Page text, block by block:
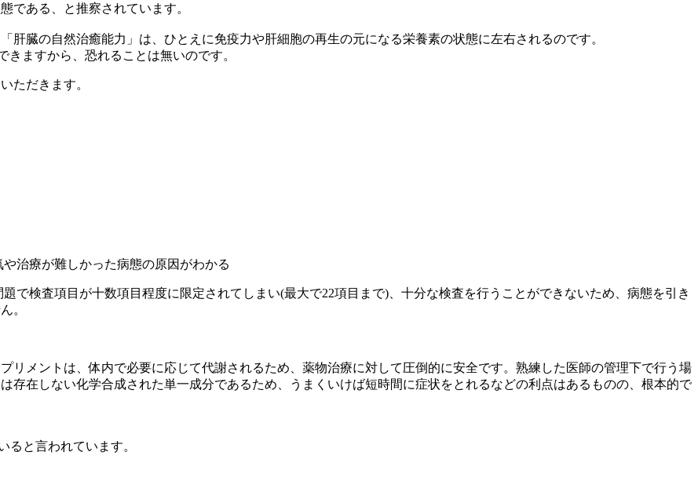
である、と推察されています。
肝臓の自然治癒能力」は、ひとえに免疫力や肝細胞の再生の元になる栄養素の状態に左右されるのです。
ますから、恐れることは無いのです。
ただきます。
治療が難しかった病態の原因がわかる
で検査項目が十数項目程度に限定されてしまい(最大で22項目まで)、十分な検査を行うことができないため、病態を引き
。
メントは、体内で必要に応じて代謝されるため、薬物治療に対して圧倒的に安全です。熟練した医師の管理下で行う場
存在しない化学合成された単一成分であるため、うまくいけば短時間に症状をとれるなどの利点はあるものの、根本的で
と言われています。